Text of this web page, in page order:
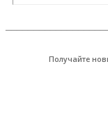
Получайте